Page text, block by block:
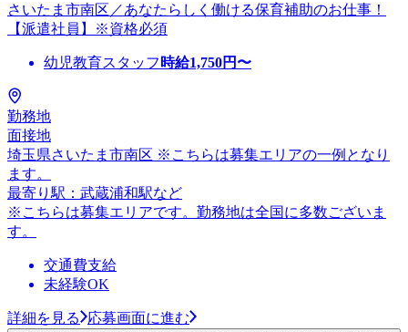
さいたま市南区／あなたらしく働ける保育補助のお仕事！
【派遣社員】※資格必須
幼児教育スタッフ 時給1,750円〜
勤務地
面接地
埼玉県さいたま市南区 ※こちらは募集エリアの一例となり
ます。
最寄り駅：武蔵浦和駅など
※こちらは募集エリアです。勤務地は全国に多数ございま
す。
交通費支給
未経験OK
詳細を見る 応募画面に進む